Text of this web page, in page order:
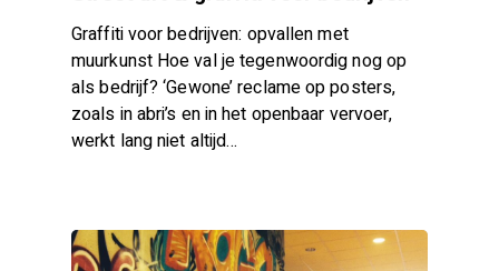
Graffiti voor bedrijven: opvallen met
muurkunst Hoe val je tegenwoordig nog op
als bedrijf? ‘Gewone’ reclame op posters,
zoals in abri’s en in het openbaar vervoer,
werkt lang niet altijd…